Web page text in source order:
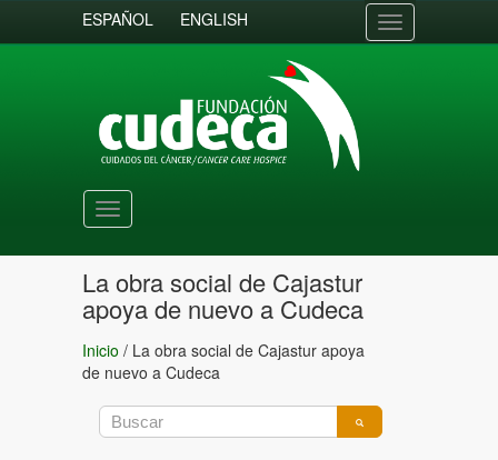
ESPAÑOL ENGLISH
Toggle
navigation
Toggle
navigation
La obra social de Cajastur
apoya de nuevo a Cudeca
Inicio / La obra social de Cajastur apoya
de nuevo a Cudeca